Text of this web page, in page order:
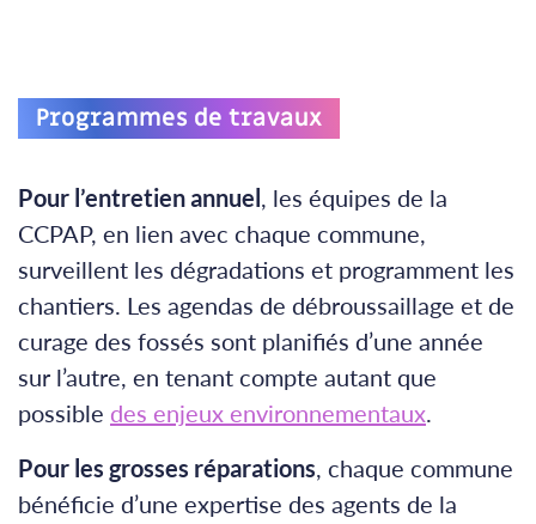
Programmes de travaux
Pour l’entretien annuel, les équipes de la
CCPAP, en lien avec chaque commune,
surveillent les dégradations et programment les
chantiers. Les agendas de débroussaillage et de
curage des fossés sont planifiés d’une année
sur l’autre, en tenant compte autant que
possible des enjeux environnementaux.
Pour les grosses réparations, chaque commune
bénéficie d’une expertise des agents de la